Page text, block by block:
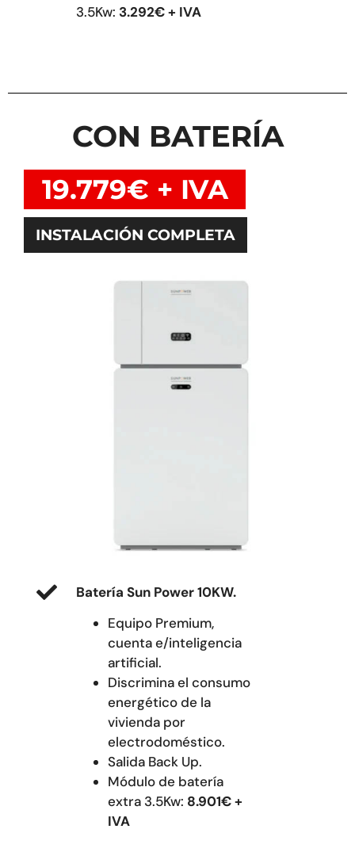
3.5Kw: 3.292€ + IVA
CON BATERÍA
19.779€ + IVA
INSTALACIÓN COMPLETA
Batería Sun Power 10KW.
Equipo Premium,
cuenta e/inteligencia
artificial.
Discrimina el consumo
energético de la
vivienda por
electrodoméstico.
Salida Back Up.
Módulo de batería
extra 3.5Kw: 8.901€ +
IVA